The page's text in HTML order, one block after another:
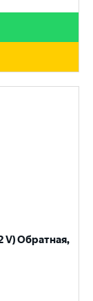
V) Обратная,